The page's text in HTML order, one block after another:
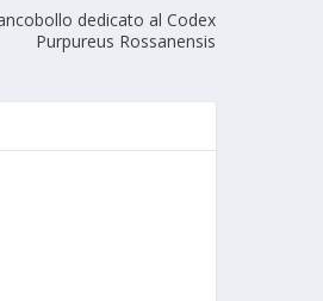
dedicato al Codex
Purpureus Rossanensis